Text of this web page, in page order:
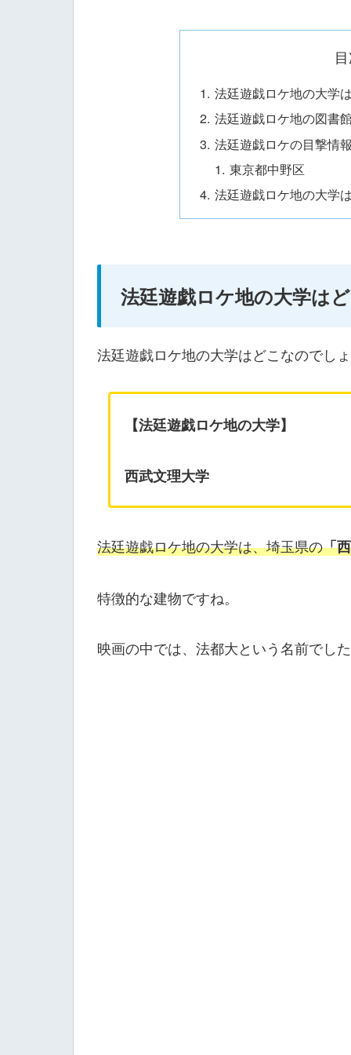
法廷遊戯ロケ地の大学
法廷遊戯ロケ地の図書
法廷遊戯ロケの目撃情
東京都中野区
法廷遊戯ロケ地の大学
法廷遊戯ロケ地の大学は
法廷遊戯ロケ地の大学はどこなのでし
【法廷遊戯ロケ地の大学】
西武文理大学
法廷遊戯ロケ地の大学は、埼玉県の「
特徴的な建物ですね。
映画の中では、法都大という名前でし